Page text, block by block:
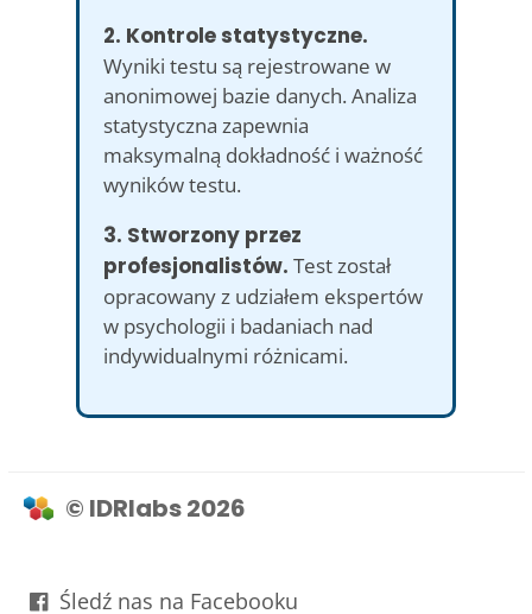
2. Kontrole statystyczne.
Wyniki testu są rejestrowane w
anonimowej bazie danych. Analiza
statystyczna zapewnia
maksymalną dokładność i ważność
wyników testu.
3. Stworzony przez
profesjonalistów. Test został
opracowany z udziałem ekspertów
w psychologii i badaniach nad
indywidualnymi różnicami.
© IDRlabs 2026
Śledź nas na Facebooku